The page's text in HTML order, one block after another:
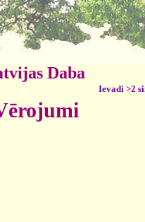
Daba
Ievadi >2